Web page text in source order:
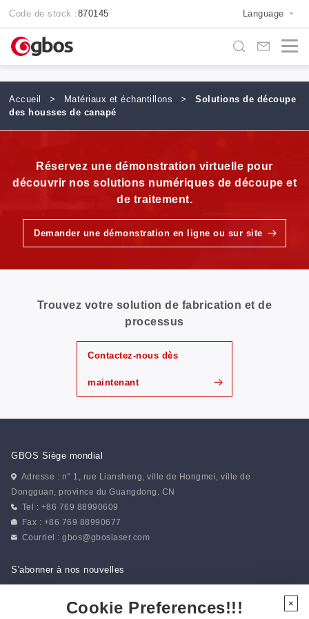
Code de stock :870145 Language
Accueil > Matériaux et échantillons >
Solutions de découpe
des housses de canapé
Réservez une démonstration virtuelle pour
découvrir nos solutions numériques de découpe et
de traitement.
Demander une démonstration en ligne ou sur site
Trouvez votre solution de fabrication et de
processus
Contactez-nous dès
maintenant
GBOS Siège mondial
Adresse : n° 1, rue Liansheng, ville de Hongmei, ville de
Dongguan, province du Guangdong. CN
Tel : +86 769 88990609
Fax : +86 769 88990677
Courriel :gbos@gboslaser.com
S'abonner à nos nouvelles
Cookie Preferences!!! ×